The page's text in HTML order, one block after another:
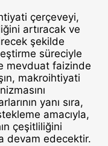
çerçeveyi,
artıracak ve
şekilde
süreciyle
mevduat faizinde
makroihtiyati
yanı sıra,
amacıyla,
çeşitliliğini
devam edecektir.